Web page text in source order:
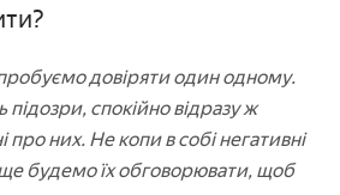
довіряти один одному.
підозри, спокійно відразу ж
про них. Не копи в собі негативні
будемо їх обговорювати, щоб